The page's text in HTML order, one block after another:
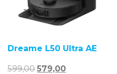
Dreame L50 Ultra AE
599,00Oorspronkelijke
579,00Huidige